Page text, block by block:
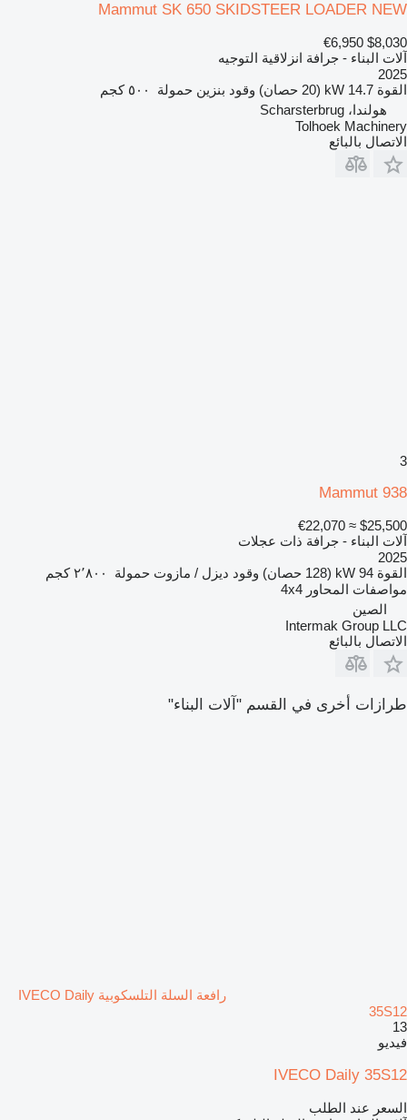
Mammut SK 650 SKIDSTEER LOADER NEW
$8,030
€6,950
آلات البناء - جرافة انزلاقية التوجيه
2025
القوة 14.7 kW (20 حصان) وقود بنزين حمولة
٥٠٠ كجم
هولندا، Scharsterbrug
Tolhoek Machinery
الاتصال بالبائع
3
Mammut 938
$25,500
≈ €22,070
آلات البناء - جرافة ذات عجلات
2025
القوة 94 kW (128 حصان) وقود ديزل / مازوت حمولة
٢٬٨٠٠ كجم
مواصفات المحاور 4x4
الصين
Intermak Group LLC
الاتصال بالبائع
طرازات أخرى في القسم "آلات البناء"
رافعة السلة التلسكوبية IVECO Daily
35S12
13
فيديو
IVECO Daily 35S12
السعر عند الطلب